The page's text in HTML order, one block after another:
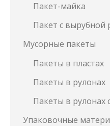
Пакет-майка
Пакет с вырубной
Мусорные пакеты
Пакеты в пластах
Пакеты в рулонах
Пакеты в рулонах
Упаковочные